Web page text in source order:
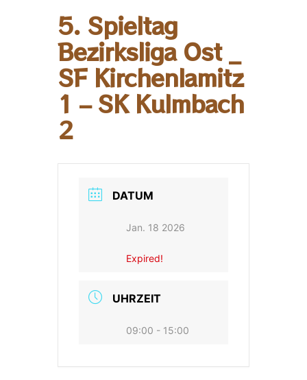
5. Spieltag
Bezirksliga Ost _
SF Kirchenlamitz
1 – SK Kulmbach
2
DATUM
Jan. 18 2026
Expired!
UHRZEIT
09:00 - 15:00